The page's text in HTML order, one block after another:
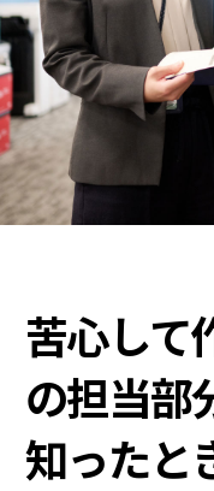
苦心して
の担当部
知ったと